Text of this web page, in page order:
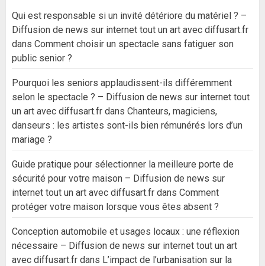
Qui est responsable si un invité détériore du matériel ? –
Diffusion de news sur internet tout un art avec diffusart.fr
dans Comment choisir un spectacle sans fatiguer son
public senior ?
Pourquoi les seniors applaudissent-ils différemment
selon le spectacle ? – Diffusion de news sur internet tout
un art avec diffusart.fr dans Chanteurs, magiciens,
danseurs : les artistes sont-ils bien rémunérés lors d’un
mariage ?
Guide pratique pour sélectionner la meilleure porte de
sécurité pour votre maison – Diffusion de news sur
internet tout un art avec diffusart.fr dans Comment
protéger votre maison lorsque vous êtes absent ?
Conception automobile et usages locaux : une réflexion
nécessaire – Diffusion de news sur internet tout un art
avec diffusart.fr dans L’impact de l’urbanisation sur la